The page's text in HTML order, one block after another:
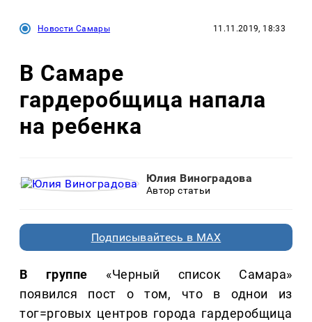
Новости Самары 11.11.2019, 18:33
В Самаре
гардеробщица напала
на ребенка
Юлия Виноградова
Автор статьи
Подписывайтесь в MAX
В группе «Черный список Самара»
появился пост о том, что в однои из
тог=рговых центров города гардеробщица